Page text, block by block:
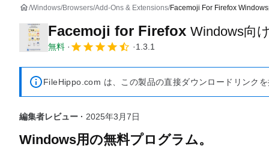
Windows Browsers Add-Ons & Extensions Facemoji For Firefox
Facemoji for Firefox Windows向
無料 1.3.1
FileHippo.com は、この製品の直接ダウンロードリンク
編集者レビュー · 2025年3月7日
Windows用の無料プログラム。